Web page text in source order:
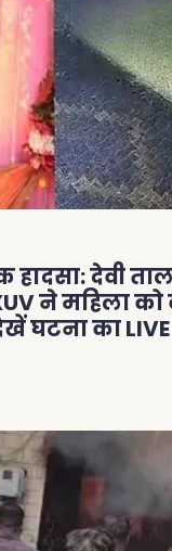
हादसा: देवी
ने महिला
घटना का LIVE